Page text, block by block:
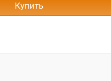
Купить